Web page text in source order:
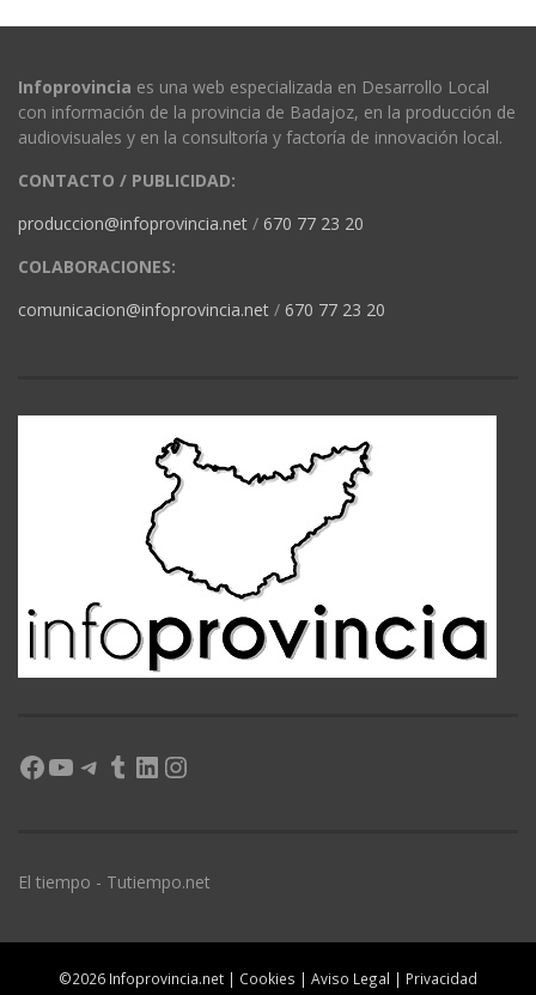
Infoprovincia es una web especializada en Desarrollo Local
con información de la provincia de Badajoz, en la producción de
audiovisuales y en la consultoría y factoría de innovación local.
CONTACTO / PUBLICIDAD:
produccion@infoprovincia.net / 670 77 23 20
COLABORACIONES:
comunicacion@infoprovincia.net / 670 77 23 20
Facebook
YouTube
Telegram
Tumblr
LinkedIn
Instagram
El tiempo - Tutiempo.net
©2026 Infoprovincia.net | Cookies | Aviso Legal | Privacidad